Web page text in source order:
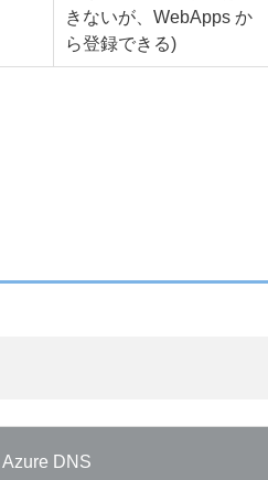
きないが、WebApps か
ら登録できる)
Azure DNS